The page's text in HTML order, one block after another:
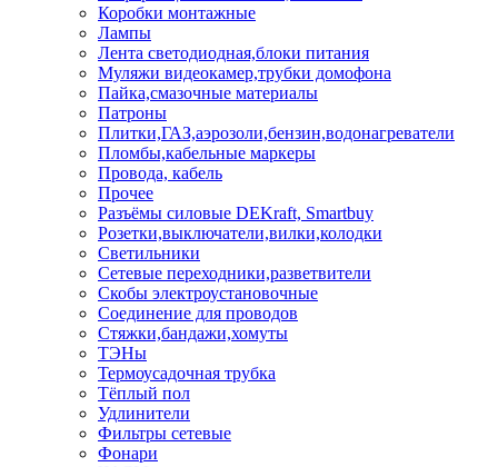
Коробки монтажные
Лампы
Лента светодиодная,блоки питания
Муляжи видеокамер,трубки домофона
Пайка,смазочные материалы
Патроны
Плитки,ГАЗ,аэрозоли,бензин,водонагреватели
Пломбы,кабельные маркеры
Провода, кабель
Прочее
Разъёмы силовые DEKraft, Smartbuy
Розетки,выключатели,вилки,колодки
Светильники
Сетевые переходники,разветвители
Скобы электроустановочные
Соединение для проводов
Стяжки,бандажи,хомуты
ТЭНы
Термоусадочная трубка
Тёплый пол
Удлинители
Фильтры сетевые
Фонари